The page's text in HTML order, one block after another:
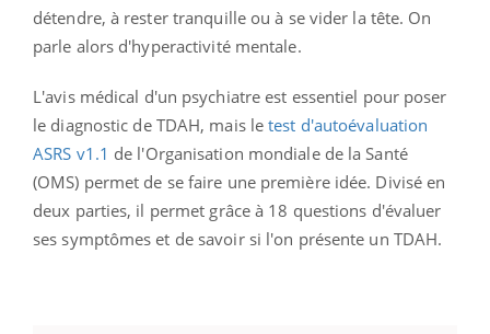
détendre, à rester tranquille ou à se vider la tête. On
parle alors d'hyperactivité mentale.
L'avis médical d'un psychiatre est essentiel pour poser
le diagnostic de TDAH, mais letest d'autoévaluation
ASRS v1.1 de l'Organisation mondiale de la Santé
(OMS) permet de se faire une première idée. Divisé en
deux parties, il permet grâce à 18 questions d'évaluer
ses symptômes et de savoir si l'on présente un TDAH.